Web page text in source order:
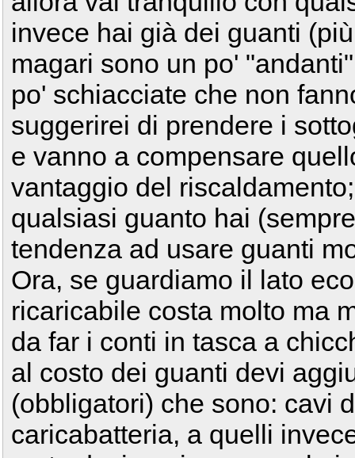
invece hai già dei guanti
magari sono un po'
po' schiacciate che non
suggerirei di prendere i
e vanno a compensare
vantaggio del
qualsiasi guanto hai
tendenza ad usare guanti
Ora, se guardiamo il lato
ricaricabile costa molto ma
da far i conti in tasca a
al costo dei guanti devi
(obbligatori) che sono: cavi
caricabatteria, a quelli